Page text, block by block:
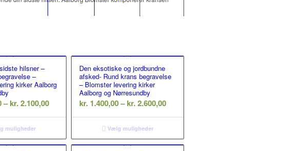
hilsner –
–
kirker Aalborg
– kr.2.100,00Prisinterval:
kr. 1.100,00
kr. 2.100,00
muligheder
Den eksotiske og jordbundne
afsked- Rund krans begravelse
– Blomster levering kirker
Aalborg og Nørresundby
kr. 1.400,00– kr.2.600,00Prisinterval:
kr. 1.400,00
kr. 2.600,00
Vælg muligheder